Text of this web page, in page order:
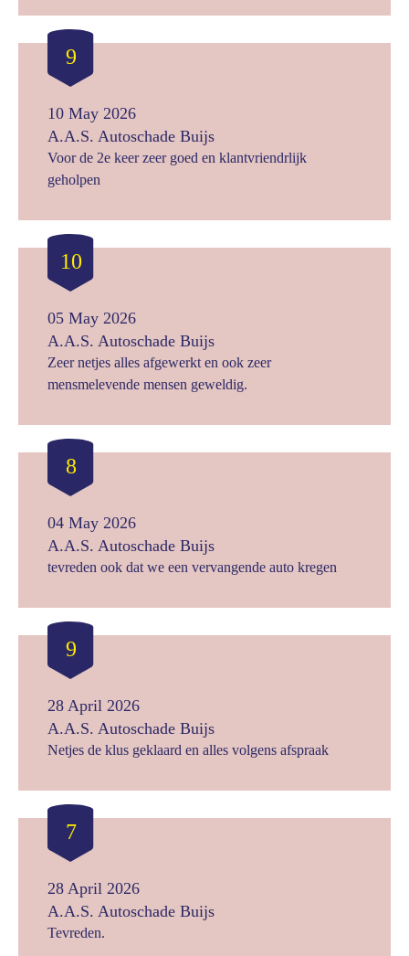
9
10 May 2026
A.A.S. Autoschade Buijs
Voor de 2e keer zeer goed en klantvriendrlijk
geholpen
10
05 May 2026
A.A.S. Autoschade Buijs
Zeer netjes alles afgewerkt en ook zeer
mensmelevende mensen geweldig.
8
04 May 2026
A.A.S. Autoschade Buijs
tevreden ook dat we een vervangende auto kregen
9
28 April 2026
A.A.S. Autoschade Buijs
Netjes de klus geklaard en alles volgens afspraak
7
28 April 2026
A.A.S. Autoschade Buijs
Tevreden.